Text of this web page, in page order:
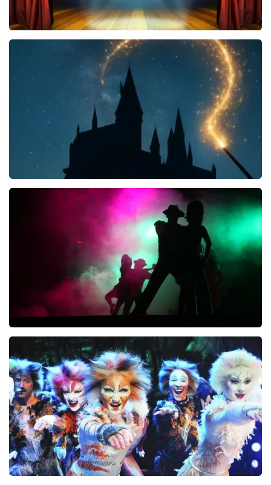
40 45 De Musical
2588+ reviews
KOOP TICKETS
Harry Potter en het Vervloekte Kind
8 reviews
KOOP TICKETS
Voor Haar de Frans Halsema Musical
KOOP TICKETS